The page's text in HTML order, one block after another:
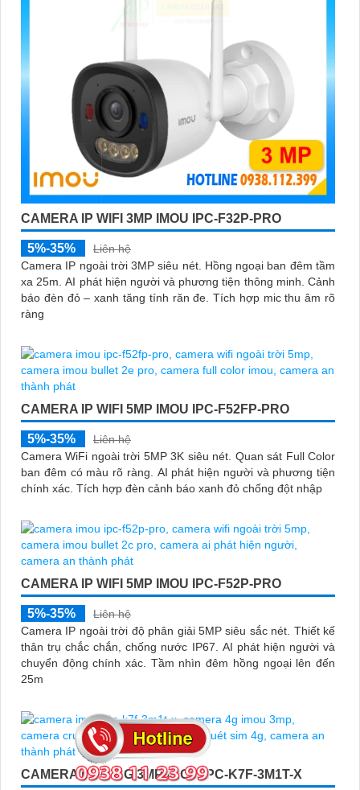
CAMERA IP WIFI 3MP IMOU IPC-F32P-PRO
5%-35%
Liên hệ
Camera IP ngoài trời 3MP siêu nét. Hồng ngoại ban đêm tầm
xa 25m. AI phát hiện người và phương tiện thông minh. Cảnh
báo đèn đỏ – xanh tăng tính răn đe. Tích hợp mic thu âm rõ
ràng
CAMERA IP WIFI 5MP IMOU IPC-F52FP-PRO
5%-35%
Liên hệ
Camera WiFi ngoài trời 5MP 3K siêu nét. Quan sát Full Color
ban đêm có màu rõ ràng. AI phát hiện người và phương tiện
chính xác. Tích hợp đèn cảnh báo xanh đỏ chống đột nhập
CAMERA IP WIFI 5MP IMOU IPC-F52P-PRO
5%-35%
Liên hệ
Camera IP ngoài trời độ phân giải 5MP siêu sắc nét. Thiết kế
thân trụ chắc chắn, chống nước IP67. AI phát hiện người và
chuyển động chính xác. Tầm nhìn đêm hồng ngoại lên đến
25m
CAMERA IP PT 4G 3MP IMOU IPC-K7F-3M1T-X